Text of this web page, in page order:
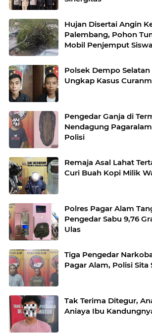
Hujan Disertai Angin
Palembang, Pohon
Mobil Penjemput Siswa
Polsek Dempo Selatan
Ungkap Kasus
Pengedar Ganja di
Nendagung
Polisi
Remaja Asal Lahat
Curi Buah Kopi Milik
Polres Pagar Alam
Pengedar Sabu 9,76
Ulas
Tiga Pengedar
Pagar Alam, Polisi Sita
Tak Terima Ditegur,
Aniaya Ibu